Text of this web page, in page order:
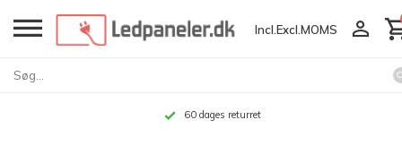
Incl. Excl. MOMS
60 dages returret